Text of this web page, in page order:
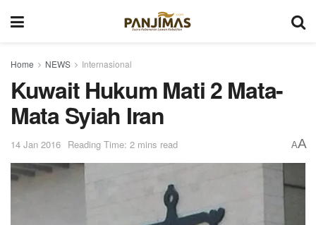
Home NEWS Internasional
Kuwait Hukum Mati 2 Mata-
Mata Syiah Iran
14 Jan 2016 Reading Time: 2 mins read AA